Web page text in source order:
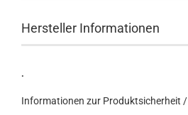
Hersteller Informationen
.
Informationen zur Produktsicherheit /